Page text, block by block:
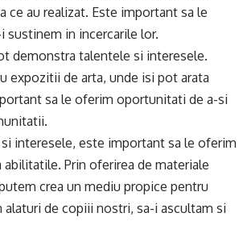
ce au realizat. Este important sa le
sustinem in incercarile lor.
demonstra talentele si interesele.
expozitii de arta, unde isi pot arata
sa le oferim oportunitati de a-si
interesele, este important sa le oferim
Prin oferirea de materiale
crea un mediu propice pentru
de copiii nostri, sa-i ascultam si